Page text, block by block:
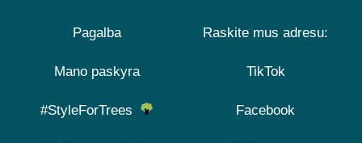
Pagalba
Mano paskyra
#StyleForTrees
Raskite mus adresu:
TikTok
Facebook